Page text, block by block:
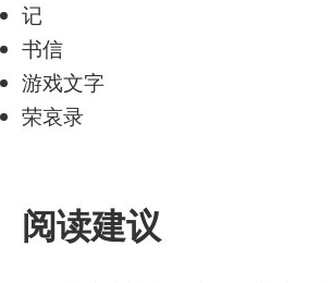
记
书信
游戏文字
荣哀录
阅读建议